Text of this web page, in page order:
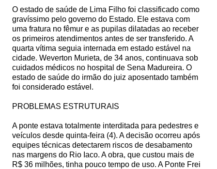
O estado de saúde de Lima Filho foi classificado como
gravíssimo pelo governo do Estado. Ele estava com
uma fratura no fêmur e as pupilas dilatadas ao receber
os primeiros atendimentos antes de ser transferido. A
quarta vítima seguia internada em estado estável na
cidade. Weverton Murieta, de 34 anos, continuava sob
cuidados médicos no hospital de Sena Madureira. O
estado de saúde do irmão do juiz aposentado também
foi considerado estável.
PROBLEMAS ESTRUTURAIS
A ponte estava totalmente interditada para pedestres e
veículos desde quinta-feira (4). A decisão ocorreu após
equipes técnicas detectarem riscos de desabamento
nas margens do Rio Iaco. A obra, que custou mais de
R$ 36 milhões, tinha pouco tempo de uso. A Ponte Frei